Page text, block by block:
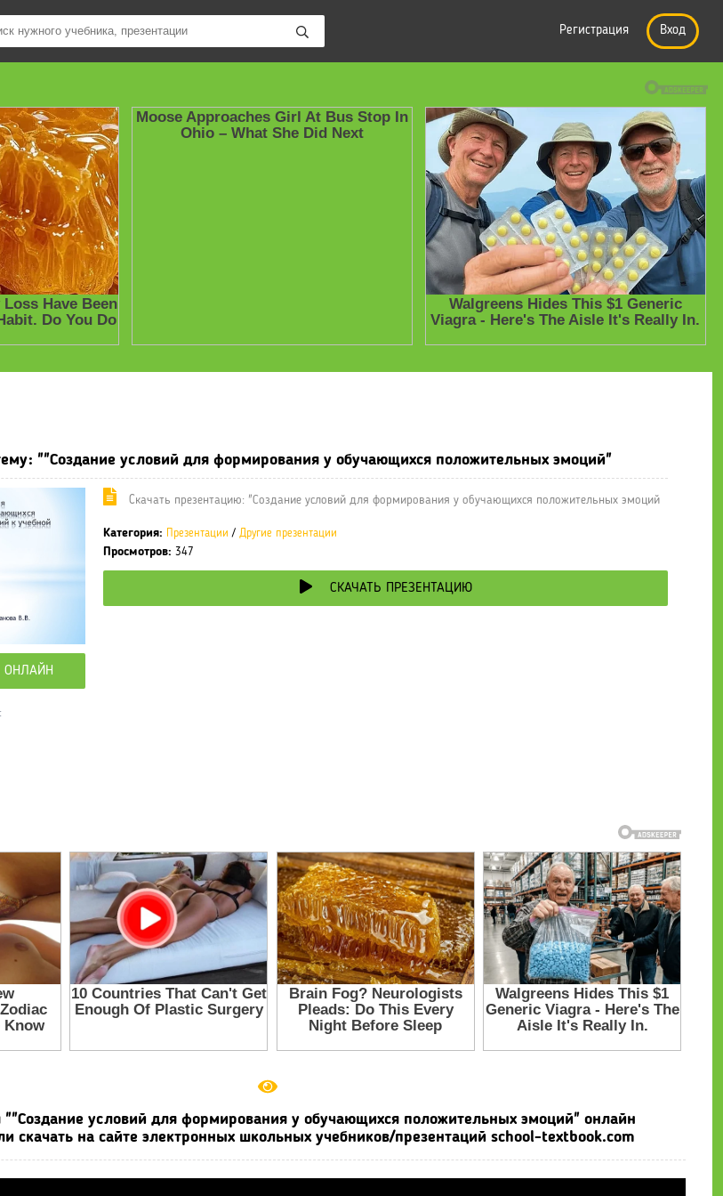
Регистрация Вход
/ Презентации по предметам
""Создание условий для формирования у обучающихся положительных эмоций"
ОНЛАЙН
Cкачать презентацию: "Создание условий для формирования у обучающихся положительных эмоций
Категория: Презентации / Другие презентации
Просмотров: 347
СКАЧАТЬ ПРЕЗЕНТАЦИЮ
""Создание условий для формирования у обучающихся положительных эмоций" онлайн
скачать на сайте электронных школьных учебников/презентаций school-textbook.com